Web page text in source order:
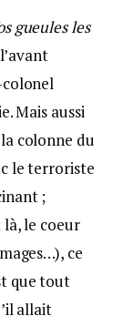
gueules les
Mais aussi
colonne du
le terroriste
;
là, le coeur
ce
que tout
allait